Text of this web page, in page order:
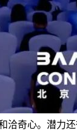
奇心。潜力